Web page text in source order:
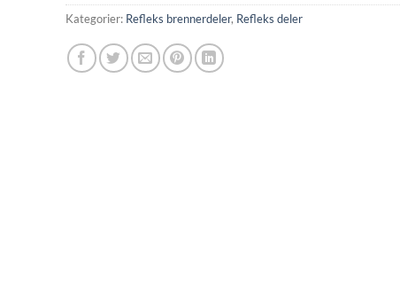
Kategorier: Refleks brennerdeler, Refleks deler